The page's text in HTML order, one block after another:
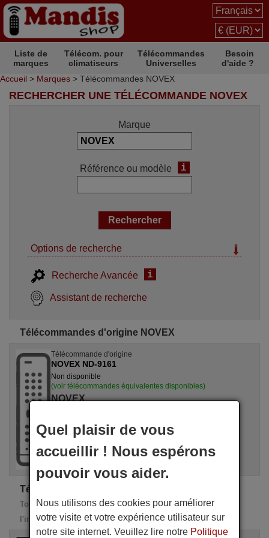
Liste de
marques
Télécom. pour
climatiseurs
Télécommandes
Universelles
Besoin
d'aide ?
Accueil > Marques > Télécommandes NOVEX
RECHERCHER UNE TÉLÉCOMMANDE NOVEX
Marque
Référence ou modèle i
Options de recherche
Recherche Avancée i
Assistant de recherche
Télécommandes d'origine NOVEX
Télécommande d'origine
NOVEX ND-9161
Non disponible
(voir télécommandes équivalentes disponibles)
NOVEX
Télécommandes de rechange NOVEX
Toutes ces télécommandes de remplacement possèdent
l'intégralité des fonctions de la télécommande d'origine
Quel plaisir de vous
accueillir ! Nous espérons
pouvoir vous aider.
Nous utilisons des cookies pour améliorer
votre visite et votre expérience utilisateur sur
notre site internet. Veuillez lire notre Politique